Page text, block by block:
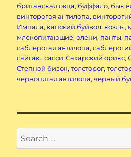
британская овца, буффало, бык
винторогая антилопа,
Импала, капский буйвол, козлы,
млекопитающие,олени, панты,
саблерогая антилопа,
сайгак.,сасси,Сахарский орикс,
Степной бизон,толсторог,
чернопятая антилопа,черный
Search
for: